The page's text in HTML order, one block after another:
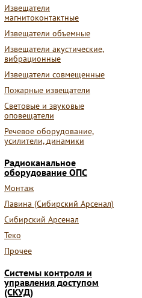
Извещатели
магнитоконтактные
Извещатели объемные
Извещатели акустические,
вибрационные
Извещатели совмещенные
Пожарные извещатели
Световые и звуковые
оповещатели
Речевое оборудование,
усилители, динамики
Радиоканальное
оборудование ОПС
Монтаж
Лавина (Сибирский Арсенал)
Сибирский Арсенал
Теко
Прочее
Системы контроля и
управления доступом
(СКУД)